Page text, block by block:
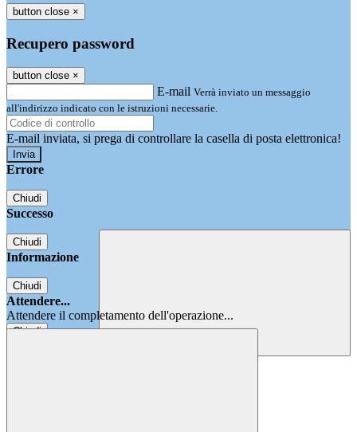
button close ×
Recupero password
button close ×
E-mail Verrà inviato un messaggio
all'indirizzo indicato con le istruzioni necessarie.
E-mail inviata, si prega di controllare la casella di posta elettronica!
Errore
Chiudi
Successo
Chiudi
Informazione
Chiudi
Attendere...
Attendere il completamento dell'operazione...
Chiudi